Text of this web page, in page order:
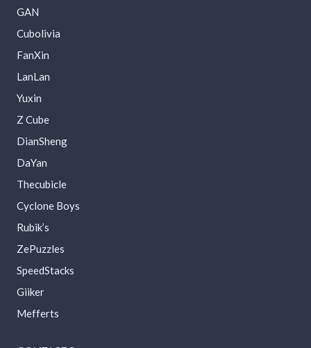
GAN
Cubolivia
FanXin
LanLan
Yuxin
Z Cube
DianSheng
DaYan
Thecubicle
Cyclone Boys
Rubik’s
ZePuzzles
SpeedStacks
Giiker
Mefferts